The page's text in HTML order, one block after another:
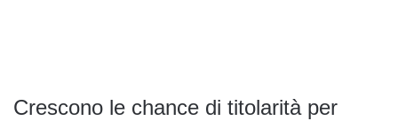
Crescono le chance di titolarità per